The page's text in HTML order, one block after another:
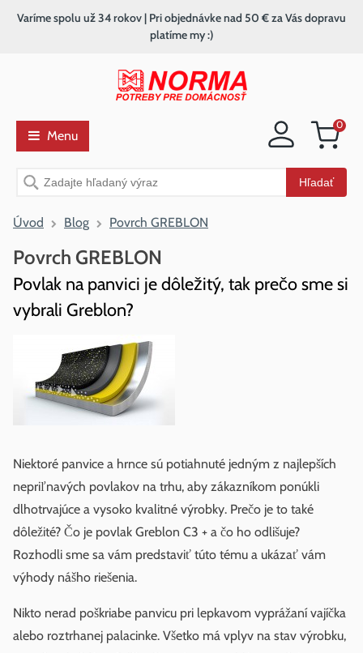
Nákupný
0
Vyhľadávanie Hľadať
Varíme spolu už 34 rokov | Pri objednávke nad 50 € za Vás dopravu
platíme my :)
Menu
Úvod Blog Povrch GREBLON
Povrch GREBLON
Povlak na panvici je dôležitý, tak prečo sme si
vybrali Greblon?
Niektoré panvice a hrnce sú potiahnuté jedným z najlepších
nepriľnavých povlakov na trhu, aby zákazníkom ponúkli
dlhotrvajúce a vysoko kvalitné výrobky. Prečo je to také
dôležité? Čo je povlak Greblon C3 + a čo ho odlišuje?
Rozhodli sme sa vám predstaviť túto tému a ukázať vám
výhody nášho riešenia.
Nikto nerad poškriabe panvicu pri lepkavom vyprážaní vajíčka
alebo roztrhanej palacinke. Všetko má vplyv na stav výrobku,